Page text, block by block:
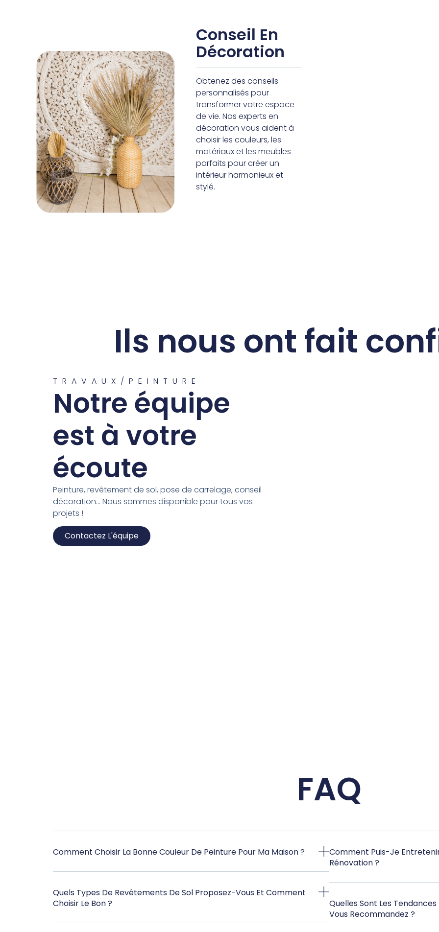
Conseil En
Décoration
Obtenez des conseils
personnalisés pour
transformer votre espace
de vie. Nos experts en
décoration vous aident à
choisir les couleurs, les
matériaux et les meubles
parfaits pour créer un
intérieur harmonieux et
stylé.
Ils nous ont fait
TRAVAUX/PEINTURE
Notre équipe
est à votre
écoute
Peinture, revêtement de sol, pose de carrelage, conseil
décoration… Nous sommes disponible pour tous vos
projets !
Contactez L'équipe
FAQ
Comment Choisir La Bonne Couleur De Peinture Pour Ma Maison ?
Quels Types De Revêtements De Sol Proposez-Vous Et Comment
Choisir Le Bon ?
Comment Puis-Je
Rénovation ?
Quelles Sont Les
Vous Recommandez ?